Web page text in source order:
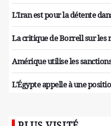
L'Iran est pour la détente
La critique de Borrell sur les
Amérique utilise les
L'Égypte appelle à une